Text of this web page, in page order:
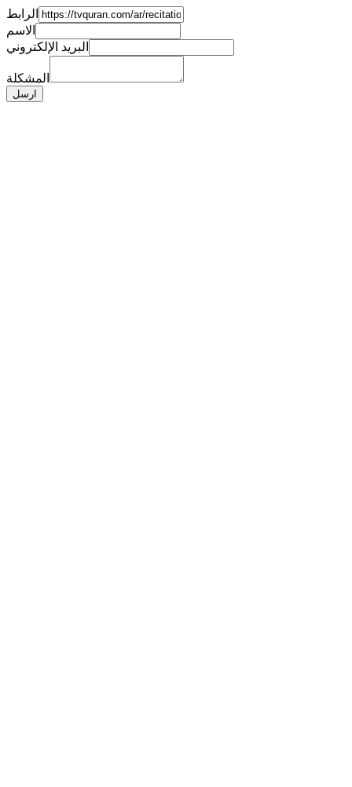
الرابط
الاسم
البريد الإلكتروني
المشكلة
ارسل